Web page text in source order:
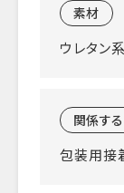
素材
ウレタン
関係す
包装用接